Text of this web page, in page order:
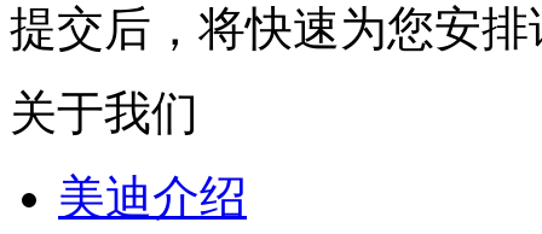
提交后，将快速为您安
关于我们
美迪介绍